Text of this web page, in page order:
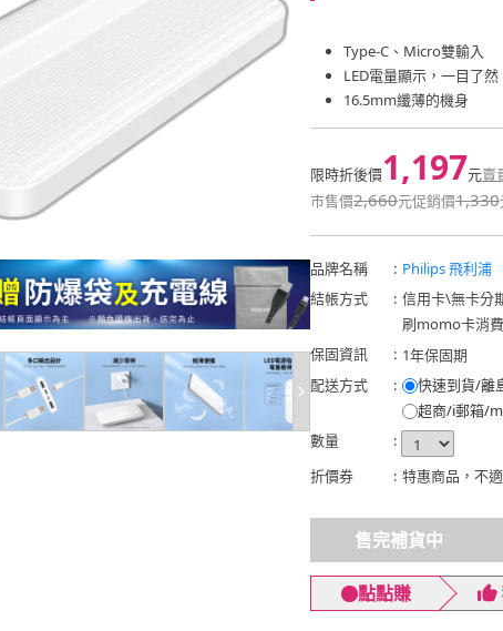
Type-C、Micro雙輸入
LED電量顯示，一目了然
16.5mm纖薄的機身
限時折後價1,197元賣
市售價2,660元促銷價1,330
品牌名稱 : Philips 飛利浦
結帳方式
: 信用卡\無卡分
刷momo卡消
保固資訊
: 1年保固期
配送方式
:
快速到貨/離
超商/i郵箱/
數量
:
折價券
: 特惠商品，不
售完補貨中
點點賺